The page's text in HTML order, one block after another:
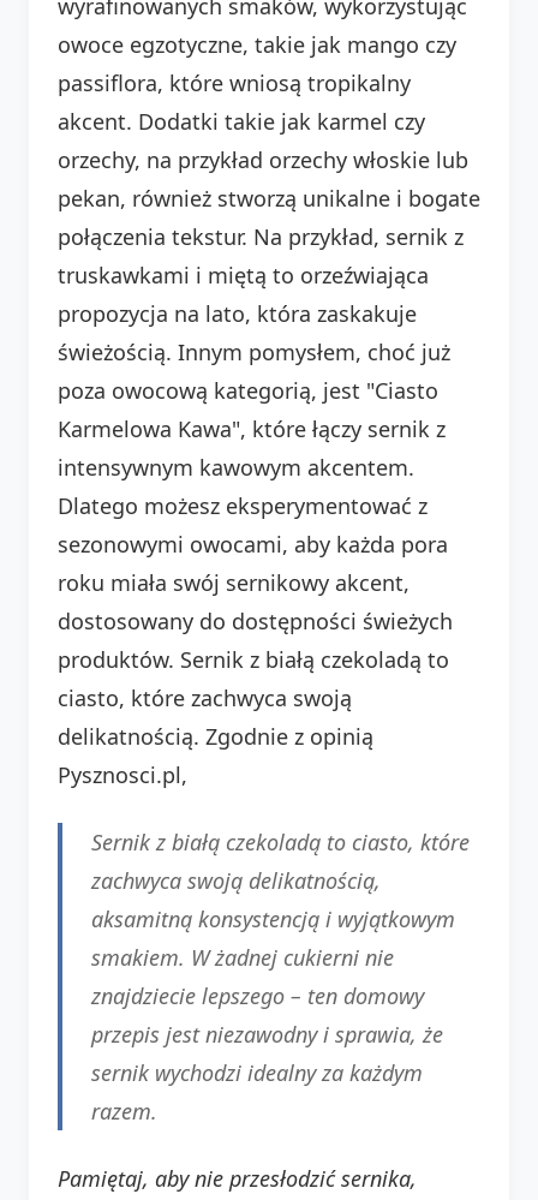
owoce egzotyczne, takie jak mango czy
passiflora, które wniosą tropikalny
akcent. Dodatki takie jak karmel czy
orzechy, na przykład orzechy włoskie lub
pekan, również stworzą unikalne i bogate
połączenia tekstur. Na przykład, sernik z
truskawkami i miętą to orzeźwiająca
propozycja na lato, która zaskakuje
świeżością. Innym pomysłem, choć już
poza owocową kategorią, jest "Ciasto
Karmelowa Kawa", które łączy sernik z
intensywnym kawowym akcentem.
Dlatego możesz eksperymentować z
sezonowymi owocami, aby każda pora
roku miała swój sernikowy akcent,
dostosowany do dostępności świeżych
produktów. Sernik z białą czekoladą to
ciasto, które zachwyca swoją
delikatnością. Zgodnie z opinią
Pysznosci.pl,
Sernik z białą czekoladą to ciasto, które
zachwyca swoją delikatnością,
aksamitną konsystencją i wyjątkowym
smakiem. W żadnej cukierni nie
znajdziecie lepszego – ten domowy
przepis jest niezawodny i sprawia, że
sernik wychodzi idealny za każdym
razem.
Pamiętaj, aby nie przesłodzić sernika,